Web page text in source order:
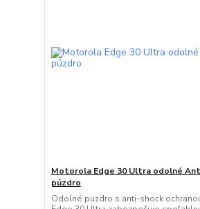
Motorola Edge 30 Ultra odolné
púzdro
Odolné puzdro s anti-shock